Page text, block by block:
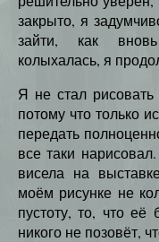
закрыто, я
зайти, как
колыхалась, я
Я не стал рисовать
потому что только
передать
все таки
висела на
моём рисунке не
пустоту, то, что её
никого не позовёт,